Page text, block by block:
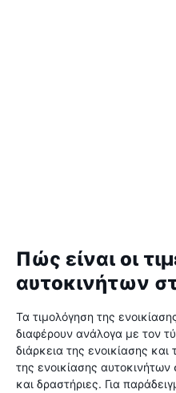
Πώς είναι οι
αυτοκινήτων
Τα τιμολόγηση της
διαφέρουν ανάλογα με τον
διάρκεια της ενοικίασης και
της ενοικίασης αυτοκινήτων
και δραστήριες. Για